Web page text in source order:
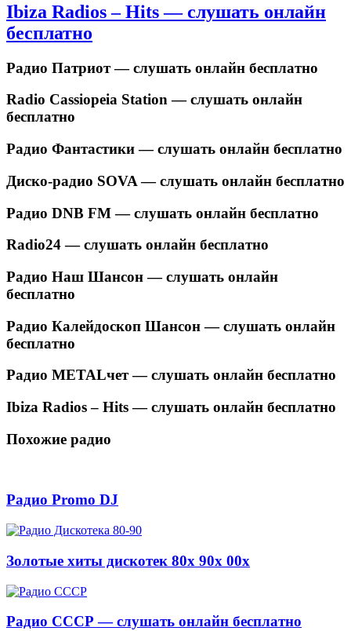
Ibiza Radios – Hits — слушать онлайн
бесплатно
Радио Патриот — слушать онлайн бесплатно
Radio Cassiopeia Station — слушать онлайн
бесплатно
Радио Фантастики — слушать онлайн бесплатно
Диско-радио SOVA — слушать онлайн бесплатно
Радио DNB FM — слушать онлайн бесплатно
Radio24 — слушать онлайн бесплатно
Радио Наш Шансон — слушать онлайн
бесплатно
Радио Калейдоскоп Шансон — слушать онлайн
бесплатно
Радио METALчет — слушать онлайн бесплатно
Ibiza Radios – Hits — слушать онлайн бесплатно
Похожие радио
Радио Promo DJ
Золотые хиты дискотек 80х 90х 00х
Радио СССР — слушать онлайн бесплатно